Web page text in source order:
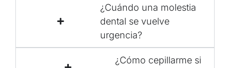
¿Cuándo una molestia
dental se vuelve
urgencia?
¿Cómo cepillarme si